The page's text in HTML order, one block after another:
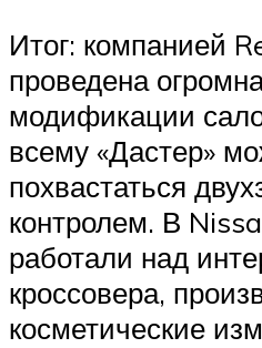
Итог: компанией
проведена
модификации
всему «Дастер»
похвастаться
контролем. В
работали над
кроссовера,
косметические